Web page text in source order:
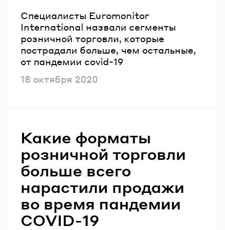
Специалисты Euromonitor
International назвали сегменты
розничной торговли, которые
пострадали больше, чем остальные,
от пандемии covid-19
Опубликовано
18 октября 2020
Какие форматы
розничной торговли
больше всего
нарастили продажи
во время пандемии
COVID-19